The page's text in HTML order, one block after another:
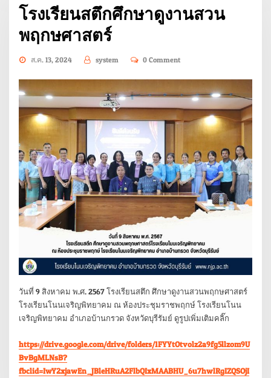
โรงเรียนสตึกศึกษาดูงานสวน
พฤกษศาสตร์
ส.ค. 13, 2024 system 0 Comment
วันที่ 9 สิงหาคม พ.ศ. 2567 โรงเรียนสตึก ศึกษาดูงานสวนพฤกษศาสตร์
โรงเรียนโนนเจริญพิทยาคม ณ ห้องประชุมราชพฤกษ์ โรงเรียนโนน
เจริญพิทยาคม อำเภอบ้านกรวด จังหวัดบุรีรัมย์ ดูรูปเพิ่มเติมคลิ๊ก
https://drive.google.com/drive/folders/1FYYtOtvolz2a9fg5llzom9U
BvBgMLNsB?
fbclid=IwY2xjawEn_JBleHRuA2FlbQIxMAABHU_6u7hwlRgIZQSOjI